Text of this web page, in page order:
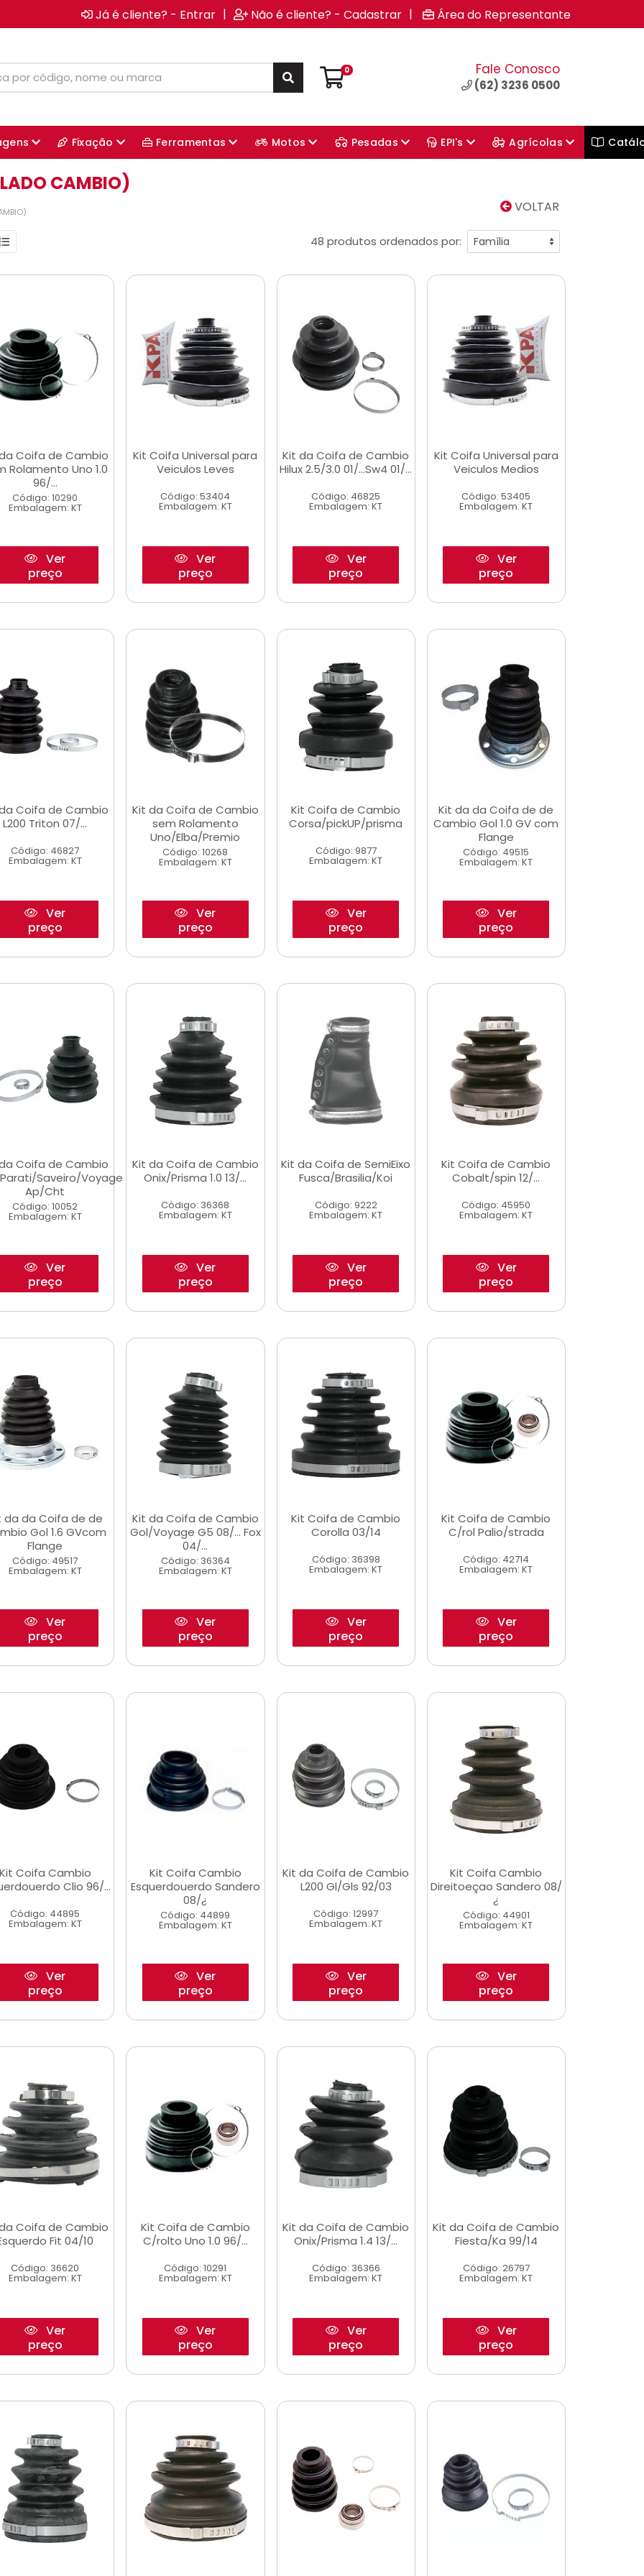
Já é cliente? - Entrar | Não é cliente? - Cadastrar | Área do Representante
0 Fale Conosco
(62) 3236 0500
Fixação Ferramentas Motos Pesadas EPI's Agrícolas
CAMBIO)
VOLTAR
48 produtos ordenados por:
Coifa de Cambio
Rolamento Uno 1.0
96/...
Código: 10290
Embalagem: KT
Ver
preço
Kit Coifa Universal para
Veiculos Leves
Código: 53404
Embalagem: KT
Ver
preço
Kit da Coifa de Cambio
Hilux 2.5/3.0 01/...Sw4 01/...
Código: 46825
Embalagem: KT
Ver
preço
Kit Coifa Universal para
Veiculos Medios
Código: 53405
Embalagem: KT
Ver
preço
Coifa de Cambio
L200 Triton 07/...
Código: 46827
Embalagem: KT
Ver
preço
Kit da Coifa de Cambio
sem Rolamento
Uno/Elba/Premio
Código: 10268
Embalagem: KT
Ver
preço
Kit Coifa de Cambio
Corsa/pickUP/prisma
Código: 9877
Embalagem: KT
Ver
preço
Kit da da Coifa de de
Cambio Gol 1.0 GV com
Flange
Código: 49515
Embalagem: KT
Ver
preço
Coifa de Cambio
Saveiro/Voyage
Ap/Cht
Código: 10052
Embalagem: KT
Ver
preço
Kit da Coifa de Cambio
Onix/Prisma 1.0 13/...
Código: 36368
Embalagem: KT
Ver
preço
Kit da Coifa de SemiEixo
Fusca/Brasilia/Koi
Código: 9222
Embalagem: KT
Ver
preço
Kit Coifa de Cambio
Cobalt/spin 12/...
Código: 45950
Embalagem: KT
Ver
preço
da da Coifa de de
Gol 1.6 GVcom
Flange
Código: 49517
Embalagem: KT
Ver
preço
Kit da Coifa de Cambio
Gol/Voyage G5 08/... Fox
04/...
Código: 36364
Embalagem: KT
Ver
preço
Kit Coifa de Cambio
Corolla 03/14
Código: 36398
Embalagem: KT
Ver
preço
Kit Coifa de Cambio
C/rol Palio/strada
Código: 42714
Embalagem: KT
Ver
preço
Coifa Cambio
Clio 96/...
Código: 44895
Embalagem: KT
Ver
preço
Kit Coifa Cambio
Esquerdouerdo Sandero
08/¿
Código: 44899
Embalagem: KT
Ver
preço
Kit da Coifa de Cambio
L200 Gl/Gls 92/03
Código: 12997
Embalagem: KT
Ver
preço
Kit Coifa Cambio
Direitoeçao Sandero 08/
¿
Código: 44901
Embalagem: KT
Ver
preço
Coifa de Cambio
Fit 04/10
Código: 36620
Embalagem: KT
Ver
preço
Kit Coifa de Cambio
C/rolto Uno 1.0 96/...
Código: 10291
Embalagem: KT
Ver
preço
Kit da Coifa de Cambio
Onix/Prisma 1.4 13/...
Código: 36366
Embalagem: KT
Ver
preço
Kit da Coifa de Cambio
Fiesta/Ka 99/14
Código: 26797
Embalagem: KT
Ver
preço